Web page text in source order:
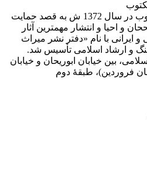
مؤسسه پژوهشی میراث مكتوب در سال 1372 ش به قصد حمایت
و احیا و انتشار مهمترین آثار
با نام «دفتر نشر میراث
و ارشاد اسلامی تأسیس شد.
بین خیابان ابوریحان و خیابان